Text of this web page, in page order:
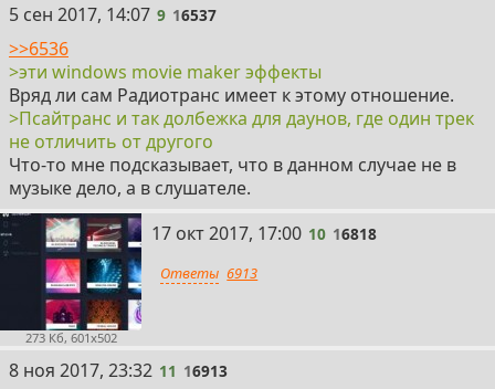
9
5 сен 2017, 14:07 9 16537
>>6536
>эти windows movie maker эффекты
Вряд ли сам Радиотранс имеет к этому отношение.
>Псайтранс и так долбежка для даунов, где один трек
не отличить от другого
Что-то мне подсказывает, что в данном случае не в
музыке дело, а в слушателе.
273 Кб, 601x502
10
17 окт 2017, 17:00 10 16818
Ответы 6913
11
8 ноя 2017, 23:32 11 16913